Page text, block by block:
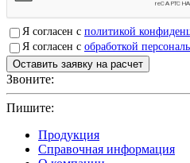
Я согласен с политикой
Я согласен с обработкой
Звоните:
Пишите:
Продукция
Справочная информация